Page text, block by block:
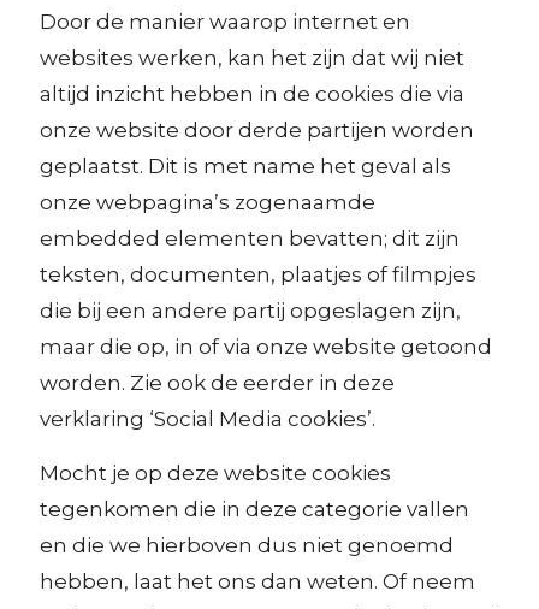
Door de manier waarop internet en
websites werken, kan het zijn dat wij niet
altijd inzicht hebben in de cookies die via
onze website door derde partijen worden
geplaatst. Dit is met name het geval als
onze webpagina’s zogenaamde
embedded elementen bevatten; dit zijn
teksten, documenten, plaatjes of filmpjes
die bij een andere partij opgeslagen zijn,
maar die op, in of via onze website getoond
worden. Zie ook de eerder in deze
verklaring ‘Social Media cookies’.
Mocht je op deze website cookies
tegenkomen die in deze categorie vallen
en die we hierboven dus niet genoemd
hebben, laat het ons dan weten. Of neem